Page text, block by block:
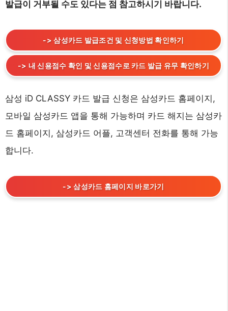
발급이 거부될 수도 있다는 점 참고하시기 바랍니다.
-> 삼성카드 발급조건 및 신청방법 확인하기
-> 내 신용점수 확인 및 신용점수로 카드 발급 유무 확인하기
삼성 iD CLASSY 카드 발급 신청은 삼성카드 홈페이지,
모바일 삼성카드 앱을 통해 가능하며 카드 해지는 삼성카
드 홈페이지, 삼성카드 어플, 고객센터 전화를 통해 가능
합니다.
-> 삼성카드 홈페이지 바로가기